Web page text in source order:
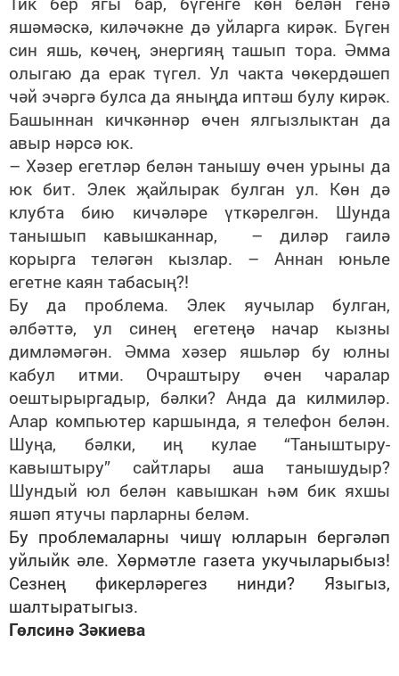
яшәмәскә, киләчәкне дә уйларга кирәк. Бүген
син яшь, көчең, энергияң ташып тора. Әмма
олыгаю да ерак түгел. Ул чакта чөкердәшеп
чәй эчәргә булса да яныңда иптәш булу кирәк.
Башыннан кичкәннәр өчен ялгызлыктан да
авыр нәрсә юк.
– Хәзер егетләр белән танышу өчен урыны да
юк бит. Элек җайлырак булган ул. Көн дә
клубта бию кичәләре үткәрелгән. Шунда
танышып кавышканнар, – диләр гаилә
корырга теләгән кызлар. – Аннан юньле
егетне каян табасың?!
Бу да проблема. Элек яучылар булган,
әлбәттә, ул синең егетеңә начар кызны
димләмәгән. Әмма хәзер яшьләр бу юлны
кабул итми. Очраштыру өчен чаралар
оештырыргадыр, бәлки? Анда да килмиләр.
Алар компьютер каршында, я телефон белән.
Шуңа, бәлки, иң кулае “Таныштыру-
кавыштыру” сайтлары аша танышудыр?
Шундый юл белән кавышкан һәм бик яхшы
яшәп ятучы парларны беләм.
Бу проблемаларны чишү юлларын бергәләп
уйлыйк әле. Хөрмәтле газета укучыларыбыз!
Сезнең фикерләрегез нинди? Языгыз,
шалтыратыгыз.
Гөлсинә Зәкиева